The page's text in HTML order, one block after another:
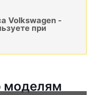
Volkswagen -
при
моделям